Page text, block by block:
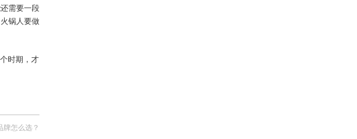
需要一段
锅人要做
时期，才
牌怎么选？